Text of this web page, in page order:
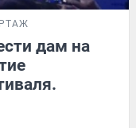
дам на